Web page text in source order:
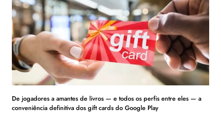
De jogadores a amantes de livros — e todos os perfis entre eles — a
conveniência definitiva dos gift cards do Google Play